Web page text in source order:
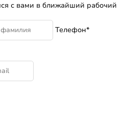
с вами в ближайший рабочий
Телефон*